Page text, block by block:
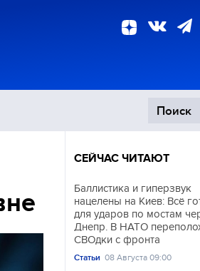
СЕЙЧАС ЧИТАЮТ
Баллистика и гиперзвук
нацелены на Киев: Всё
для ударов по мостам
Днепр. В НАТО
СВОдки с фронта
Статьи 08 Августа 09:00